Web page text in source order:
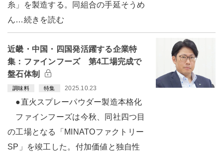
糸」を製造する。同組合の手延そうめ
ん…続きを読む
近畿・中国・四国発活躍する企業特
集：ファインフーズ 第4工場完成で
盤石体制
調味料 特集 2025.10.23
●直火スプレーパウダー製造本格化
ファインフーズは今秋、同社四つ目
の工場となる「MINATOファクトリー
SP」を竣工した。付加価値と独自性